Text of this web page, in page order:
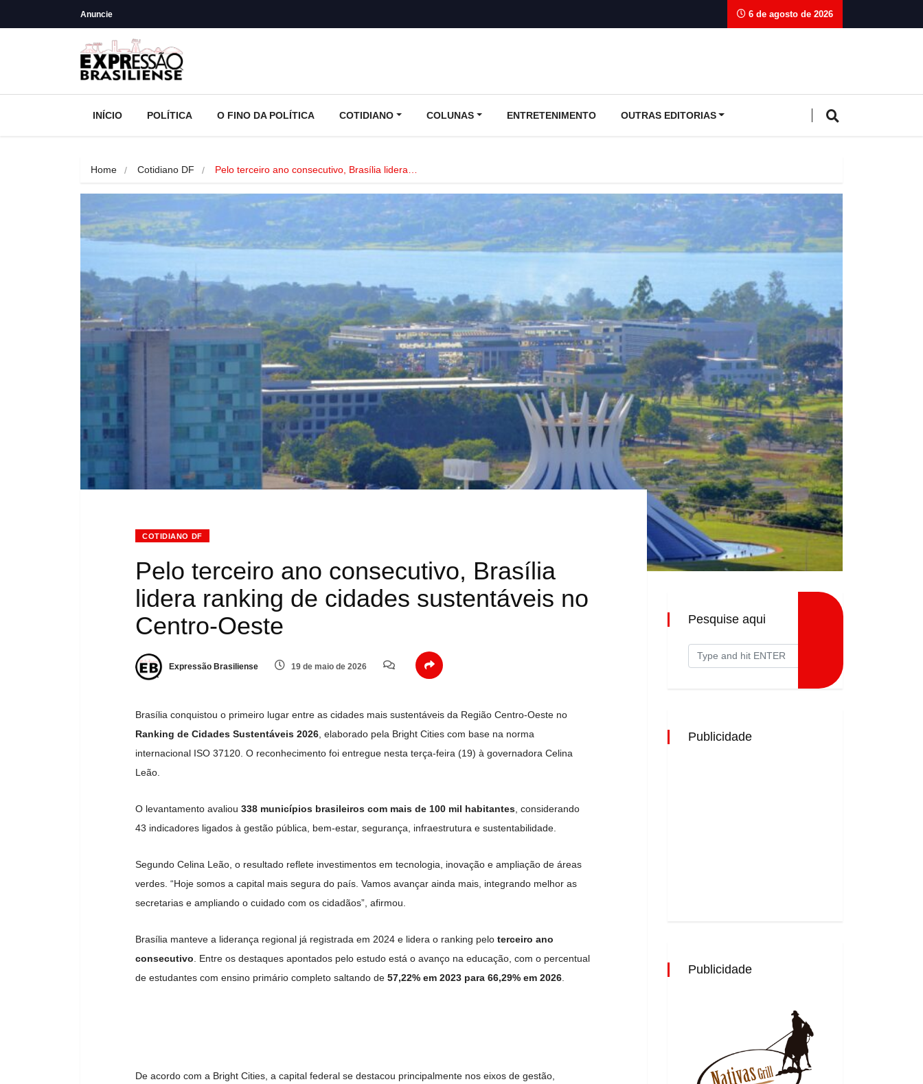
Anuncie 6 de agosto de 2026
INÍCIO POLÍTICA O FINO DA POLÍTICA COTIDIANO COLUNAS ENTRETENIMENTO OUTRAS EDITORIAS
Home Cotidiano DF Pelo terceiro ano consecutivo, Brasília lidera…
COTIDIANO DF
Pelo terceiro ano consecutivo, Brasília
lidera ranking de cidades sustentáveis no
Centro-Oeste
Expressão Brasiliense 19 de maio de 2026
Brasília conquistou o primeiro lugar entre as cidades mais sustentáveis da Região Centro-Oeste no
Ranking de Cidades Sustentáveis 2026 , elaborado pela Bright Cities com base na norma
internacional ISO 37120 . O reconhecimento foi entregue nesta terça-feira (19) à governadora Celina
Leão
O levantamento avaliou 338 municípios brasileiros com mais de 100 mil habitantes , considerando
43 indicadores ligados à gestão pública, bem-estar, segurança, infraestrutura e sustentabilidade.
Segundo Celina Leão, o resultado reflete investimentos em tecnologia, inovação e ampliação de áreas
verdes. “Hoje somos a capital mais segura do país. Vamos avançar ainda mais, integrando melhor as
secretarias e ampliando o cuidado com os cidadãos”, afirmou.
Brasília manteve a liderança regional já registrada em 2024 e lidera o ranking pelo terceiro ano
consecutivo . Entre os destaques apontados pelo estudo está o avanço na educação, com o percentual
de estudantes com ensino primário completo saltando de 57,22% em 2023 para 66,29% em 2026
De acordo com a Bright Cities, a capital federal se destacou principalmente nos eixos de gestão,
Pesquise aqui
Publicidade
Publicidade